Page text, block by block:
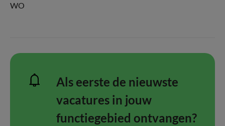
WO
Als eerste de nieuwste
vacatures in jouw
functiegebied ontvangen?